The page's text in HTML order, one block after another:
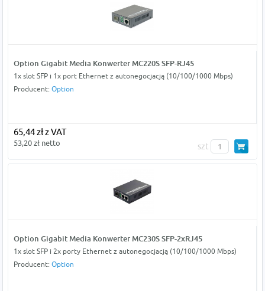
Option Gigabit Media Konwerter MC220S SFP-RJ45
1x slot SFP i 1x port Ethernet z autonegocjacją (10/100/1000 Mbps)
Producent: Option
65,44 zł z VAT
53,20 zł netto szt
Option Gigabit Media Konwerter MC230S SFP-2xRJ45
1x slot SFP i 2x porty Ethernet z autonegocjacją (10/100/1000 Mbps)
Producent: Option